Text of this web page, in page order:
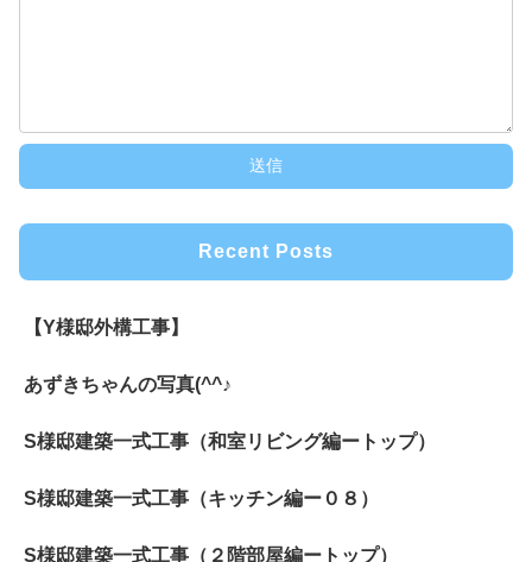
Recent Posts
【Y様邸外構工事】
あずきちゃんの写真(^^♪
S様邸建築一式工事（和室リビング編ートップ）
S様邸建築一式工事（キッチン編ー０８）
S様邸建築一式工事（２階部屋編ートップ）